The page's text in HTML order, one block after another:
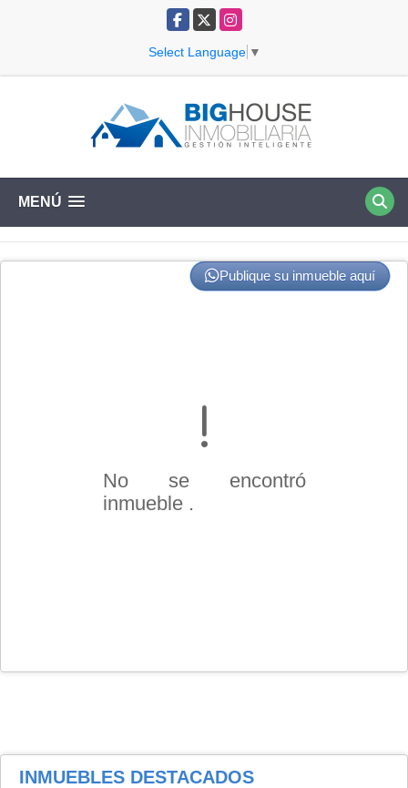
Publique su inmueble aquí
Facebook
X Instagram
Select Language ▼
MENÚ
No se encontró
inmueble .
INMUEBLES DESTACADOS